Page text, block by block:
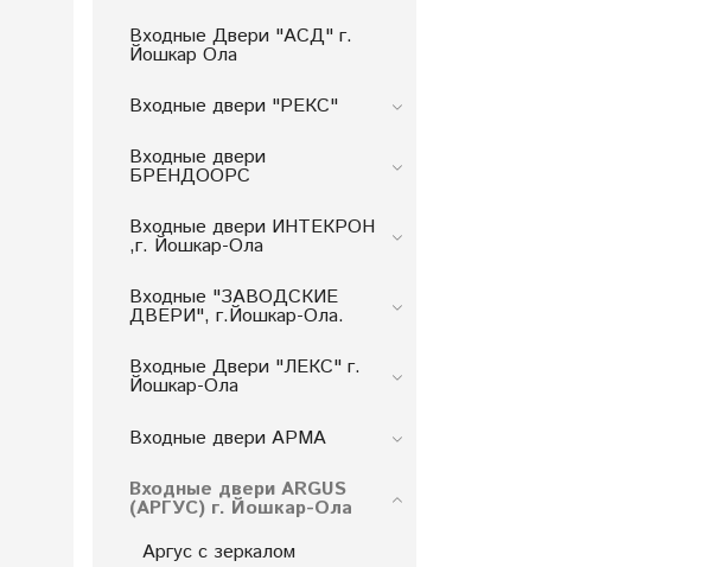
Входные Двери "АСД" г.
Йошкар Ола
Входные двери "РЕКС"
Входные двери
БРЕНДООРС
Входные двери ИНТЕКРОН
,г. Йошкар-Ола
Входные "ЗАВОДСКИЕ
ДВЕРИ", г.Йошкар-Ола.
Входные Двери "ЛЕКС" г.
Йошкар-Ола
Входные двери АРМА
Входные двери ARGUS
(АРГУС) г. Йошкар-Ола
Аргус с зеркалом